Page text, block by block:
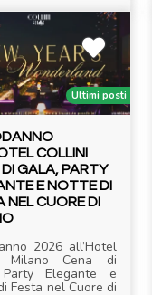
Ultimi posti
COLLINI
GALA, PARTY
E NOTTE DI
NEL CUORE DI
2026 all’Hotel
Milano Cena di
Elegante e
Festa nel Cuore di